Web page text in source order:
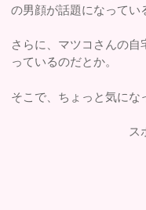
の男顔が話題になってい
さらに、マツコさんの自
っているのだとか。
そこで、ちょっと気にな
ス